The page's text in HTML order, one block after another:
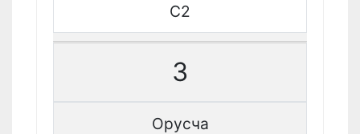
C2
3
Орусча